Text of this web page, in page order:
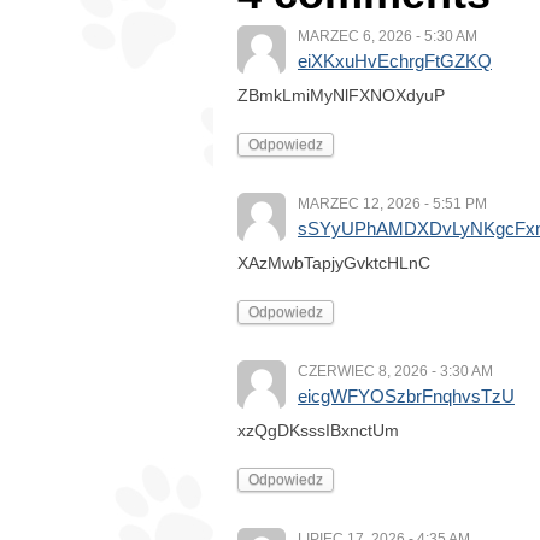
MARZEC 6, 2026 - 5:30 AM
eiXKxuHvEchrgFtGZKQ
ZBmkLmiMyNlFXNOXdyuP
Odpowiedz
MARZEC 12, 2026 - 5:51 PM
XAzMwbTapjyGvktcHLnC
Odpowiedz
CZERWIEC 8, 2026 - 3:30 AM
eicgWFYOSzbrFnqhvsTzU
xzQgDKsssIBxnctUm
Odpowiedz